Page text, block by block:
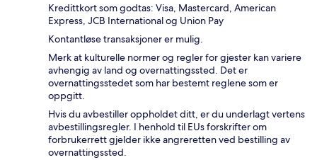
Kredittkort som godtas: Visa, Mastercard, American
Express, JCB International og Union Pay
Kontantløse transaksjoner er mulig.
Merk at kulturelle normer og regler for gjester kan variere
avhengig av land og overnattingssted. Det er
overnattingsstedet som har bestemt reglene som er
oppgitt.
Hvis du avbestiller oppholdet ditt, er du underlagt vertens
avbestillingsregler. I henhold til EUs forskrifter om
forbrukerrett gjelder ikke angreretten ved bestilling av
overnattingssted.